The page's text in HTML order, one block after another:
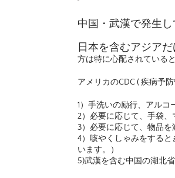
中国・武漢で発生し
日本を含むアジア
方は特に心配されている
アメリカのCDC ( 疾病予防
1）手洗いの励行、アルコ
2）必要に応じて、手袋
3）必要に応じて、物品を
4）咳やくしゃみをする
います。
）
5)武漢を含む中国の湖北